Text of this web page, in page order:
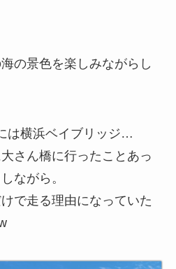
の景色を楽しみながらし
は横浜ベイブリッジ…
さん橋に行ったことあっ
ながら。
で走る理由になっていた